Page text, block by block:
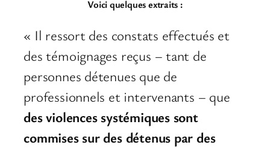
Voici quelques extraits :
« Il ressort des constats effectués et
des témoignages reçus – tant de
personnes détenues que de
professionnels et intervenants – que
des violences systémiques sont
commises sur des détenus par des